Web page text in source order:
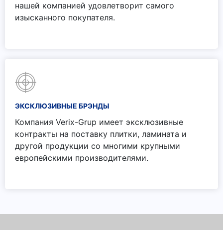
нашей компанией удовлетворит самого
изысканного покупателя.
ЭКСКЛЮЗИВНЫЕ БРЭНДЫ
Компания Verix-Grup имеет эксклюзивные
контракты на поставку плитки, ламината и
другой продукции со многими крупными
европейскими производителями.